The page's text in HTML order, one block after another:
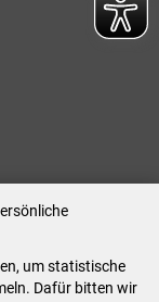
um statistische
Dafür bitten wir